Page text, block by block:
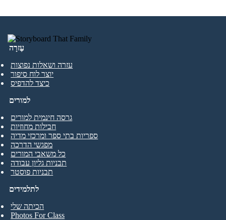
עֶזרָה
עזרה ושאלות נפוצות
יוצר לוח סיפור
כיצד להדפיס
לתלמידים
הכיתה שלי
Photos For Class
למורים
גרסה חינמית למורים
חבילות מחוזיות
ספריות בתי ספר ומרכזי מדיה
מפגשי הדרכה
כל משאבי המורים
תבניות גליון עבודה
תבניות פוסטר